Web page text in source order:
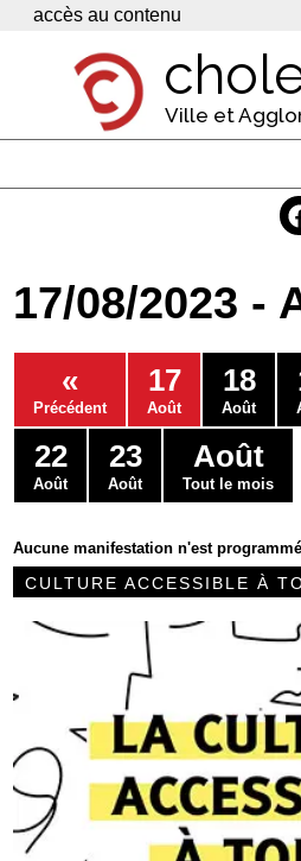
Panneau de gestion des cookies
accès au contenu
Ville et
Economie
Services
Contacts
17/08/2023 -
«
Précédent
17
Août
18
Août
22
Août
23
Août
Août
Tout le mois
Aucune manifestation n'est
CULTURE ACCESSIBLE À